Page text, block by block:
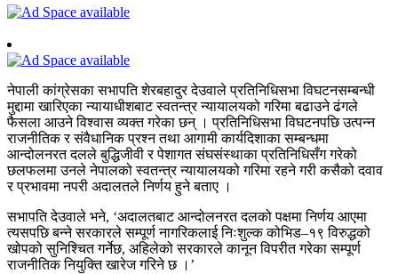
नेपाली कांग्रेसका सभापति शेरबहादुर देउवाले प्रतिनिधिसभा विघटनसम्बन्धी
मुद्दामा खारिएका न्यायाधीशबाट स्वतन्त्र न्यायालयको गरिमा बढाउने ढंगले
फैसला आउने विश्वास व्यक्त गरेका छन् । प्रतिनिधिसभा विघटनपछि उत्पन्न
राजनीतिक र संवैधानिक प्रश्न तथा आगामी कार्यदिशाका सम्बन्धमा
आन्दोलनरत दलले बुद्धिजीवी र पेशागत संघसंस्थाका प्रतिनिधिसँग गरेको
छलफलमा उनले नेपालको स्वतन्त्र न्यायालयको गरिमा रहने गरी कसैको दवाव
र प्रभावमा नपरी अदालतले निर्णय हुने बताए ।
सभापति देउवाले भने, ‘अदालतबाट आन्दोलनरत दलको पक्षमा निर्णय आएमा
त्यसपछि बन्ने सरकारले सम्पूर्ण नागरिकलाई निःशुल्क कोभिड–१९ विरुद्धको
खोपको सुनिश्चित गर्नेछ, अहिलेको सरकारले कानून विपरीत गरेका सम्पूर्ण
राजनीतिक नियुक्ति खारेज गरिने छ ।’